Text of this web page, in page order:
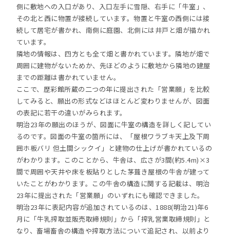
側に敷地への入口があり、入口左手に雪隠、右手に「牛室」、
その北と西に物置が接続しています。物置と牛室の西側には接
続して居宅が書かれ、南側に庭園、北側には井戸と畑が描かれ
ています。
隣地の情報は、四方とも全て畑と書かれています。隣地が畑で
周囲に建物がないためか、先ほどのように敷地から隣地の建屋
までの距離は書かれていません。
ここで、歴彩館所蔵の二つの年に提出された「営業願」を比較
してみると、願出の形式などはほとんど変わりませんが、図面
の表記に若干の違いがみられます。
明治23年の願出のほうが、図面に牛室の構造を詳しく記してい
るのです。図面の牛室の箇所には、「屋根ワラブキ天上及下周
囲ホ板バリ 但土間シックイ」と建物の仕上げが書かれているの
がわかります。このことから、牛舎は、広さが3間(約5.4m)×3
間で周囲や天井や床を板貼りとした茅葺き屋根の牛舎が建って
いたことがわかります。この牛舎の構造に関する記載は、明治
23年に提出された「営業願」のいずれにも確認できました。
明治23年に表記内容が追加されているのは、1888(明治21)年6
月に「牛乳搾取並販売取締規則」から「搾乳営業取締規則」と
なり、畜場畜舎の構造や搾取方法について追記され、以前より